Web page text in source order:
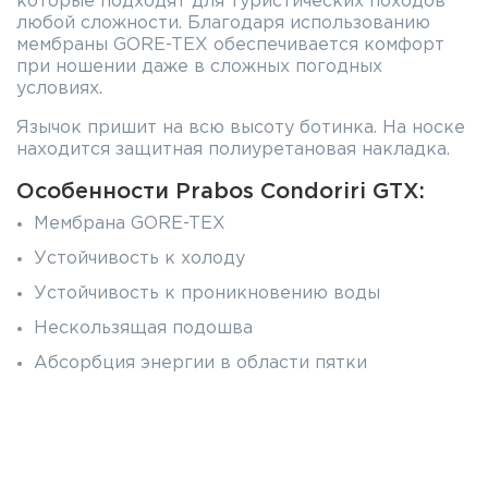
любой сложности. Благодаря использованию
мембраны GORE-TEX обеспечивается комфорт
при ношении даже в сложных погодных
условиях.
Язычок пришит на всю высоту ботинка. На носке
находится защитная полиуретановая накладка.
Особенности Prabos Condoriri GTX:
Мембрана GORE-TEX
Устойчивость к холоду
Устойчивость к проникновению воды
Нескользящая подошва
Абсорбция энергии в области пятки